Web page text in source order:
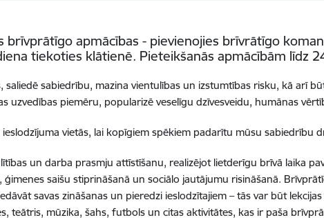
brīvprātīgo apmācības - pievienojies brīvrātīgo
tiekoties klātienē. Pieteikšanās apmācībām līdz
sabiedrību, mazina vientulības un izstumtības risku, kā arī
uzvedības piemēru, popularizē veselīgu dzīvesveidu, humānas
vietās, lai kopīgiem spēkiem padarītu mūsu sabiedrību
un darba prasmju attīstīšanu, realizējot lietderīgu brīvā laika
saišu stiprināšanā un sociālo jautājumu risināšanā.
savas zināšanas un pieredzi ieslodzītajiem – tās var būt
teātris, mūzika, šahs, futbols un citas aktivitātes, kas ir paša